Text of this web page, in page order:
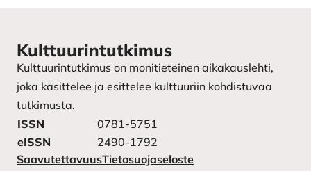
Kulttuurintutkimus
Kulttuurintutkimus on monitieteinen aikakauslehti,
joka käsittelee ja esittelee kulttuuriin kohdistuvaa
tutkimusta.
ISSN
0781-5751
eISSN
2490-1792
SaavutettavuusTietosuojaseloste